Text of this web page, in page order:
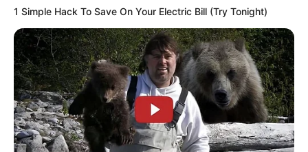
1 Simple Hack To Save On Your Electric Bill (Try Tonight)